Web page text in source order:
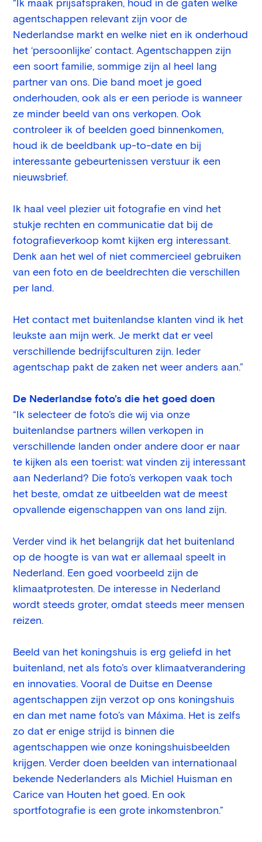
“Ik maak prijsafspraken, houd in de gaten welke
agentschappen relevant zijn voor de
Nederlandse markt en welke niet en ik onderhoud
het ‘persoonlijke’ contact. Agentschappen zijn
een soort familie, sommige zijn al heel lang
partner van ons. Die band moet je goed
onderhouden, ook als er een periode is wanneer
ze minder beeld van ons verkopen. Ook
controleer ik of beelden goed binnenkomen,
houd ik de beeldbank up-to-date en bij
interessante gebeurtenissen verstuur ik een
nieuwsbrief.
Ik haal veel plezier uit fotografie en vind het
stukje rechten en communicatie dat bij de
fotografieverkoop komt kijken erg interessant.
Denk aan het wel of niet commercieel gebruiken
van een foto en de beeldrechten die verschillen
per land.
Het contact met buitenlandse klanten vind ik het
leukste aan mijn werk. Je merkt dat er veel
verschillende bedrijfsculturen zijn. Ieder
agentschap pakt de zaken net weer anders aan.”
De Nederlandse foto’s die het goed doen
“Ik selecteer de foto’s die wij via onze
buitenlandse partners willen verkopen in
verschillende landen onder andere door er naar
te kijken als een toerist: wat vinden zij interessant
aan Nederland? Die foto’s verkopen vaak toch
het beste, omdat ze uitbeelden wat de meest
opvallende eigenschappen van ons land zijn.
Verder vind ik het belangrijk dat het buitenland
op de hoogte is van wat er allemaal speelt in
Nederland. Een goed voorbeeld zijn de
klimaatprotesten. De interesse in Nederland
wordt steeds groter, omdat steeds meer mensen
reizen.
Beeld van het koningshuis is erg geliefd in het
buitenland, net als foto’s over klimaatverandering
en innovaties. Vooral de Duitse en Deense
agentschappen zijn verzot op ons koningshuis
en dan met name foto’s van Máxima. Het is zelfs
zo dat er enige strijd is binnen die
agentschappen wie onze koningshuisbeelden
krijgen. Verder doen beelden van internationaal
bekende Nederlanders als Michiel Huisman en
Carice van Houten het goed. En ook
sportfotografie is een grote inkomstenbron.”